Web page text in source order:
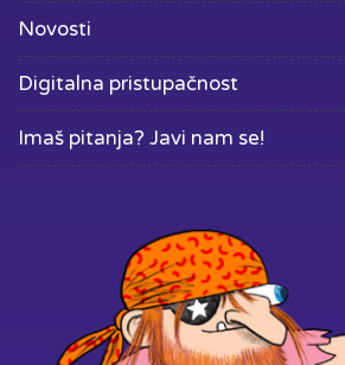
Novosti
Digitalna pristupačnost
Imaš pitanja? Javi nam se!